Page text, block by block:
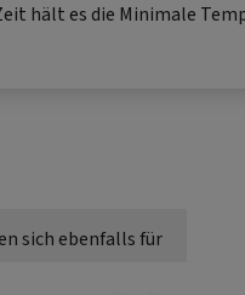
hält es die Minimale
sich ebenfalls für